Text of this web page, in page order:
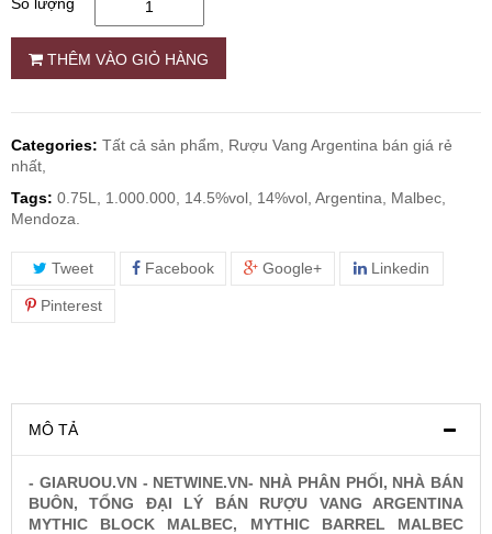
RƯỢU WHISKY
RƯỢU XO BRANDY
RƯỢU VANG ĐÀ LẠT
TRỐNG RƯỢU
Vang Newzeland giá rẻ nhất
THÊM VÀO GIỎ HÀNG
Categories: Tất cả sản phẩm,
Rượu Vang Argentina bán giá rẻ
nhất,
Tags: 0.75L, 1.000.000, 14.5%vol, 14%vol, Argentina, Malbec,
Mendoza.
Tweet Facebook Google+ Linkedin
Pinterest
MÔ TẢ
- GIARUOU.VN - NETWINE.VN- NHÀ PHÂN PHỐI, NHÀ BÁN
BUÔN, TỔNG ĐẠI LÝ BÁN RƯỢU VANG ARGENTINA
MYTHIC BLOCK MALBEC, MYTHIC BARREL MALBEC